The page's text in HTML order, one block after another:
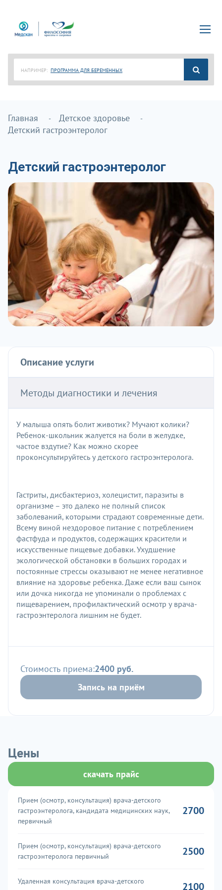
НАПРИМЕР: ПРОГРАММА ДЛЯ БЕРЕМЕННЫХ
Главная
Детское здоровье
Детский гастроэнтеролог
Детский гастроэнтеролог
Описание услуги
Методы диагностики и лечения
У малыша опять болит животик? Мучают колики?
Ребенок-школьник жалуется на боли в желудке,
частое вздутие? Как можно скорее
проконсультируйтесь у детского гастроэнтеролога.
Гастриты, дисбактериоз, холецистит, паразиты в
организме – это далеко не полный список
заболеваний, которыми страдают современные дети.
Всему виной нездоровое питание с потреблением
фастфуда и продуктов, содержащих красители и
искусственные пищевые добавки. Ухудшение
экологической обстановки в больших городах и
постоянные стрессы оказывают не менее негативное
влияние на здоровье ребенка. Даже если ваш сынок
или дочка никогда не упоминали о проблемах с
пищеварением, профилактический осмотр у врача-
гастроэнтеролога лишним не будет.
Стоимость приема:2400 руб.
Запись на приём
Цены
скачать прайс
Прием (осмотр, консультация) врача-детского
гастроэнтеролога, кандидата медицинских наук,
первичный
2700
Прием (осмотр, консультация) врача-детского
гастроэнтеролога первичный
2500
Удаленная консультация врача-детского
2100